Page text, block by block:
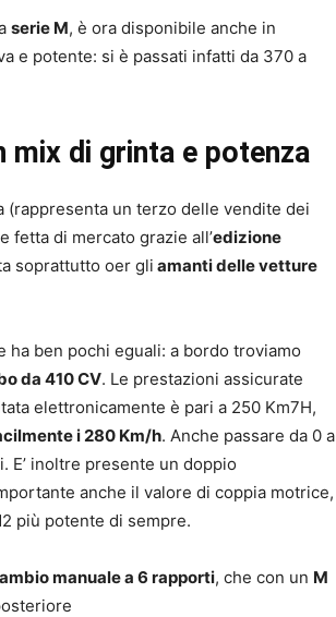
serie M, è ora disponibile anche in
e potente: si è passati infatti da 370 a
mix di grinta e potenza
(rappresenta un terzo delle vendite dei
fetta di mercato grazie all’edizione
soprattutto oer gli amanti delle vetture
ha ben pochi eguali: a bordo troviamo
da 410 CV. Le prestazioni assicurate
elettronicamente è pari a 250 Km7H,
i 280 Km/h. Anche passare da 0 a
E’ inoltre presente un doppio
anche il valore di coppia motrice,
più potente di sempre.
manuale a 6 rapporti, che con un M